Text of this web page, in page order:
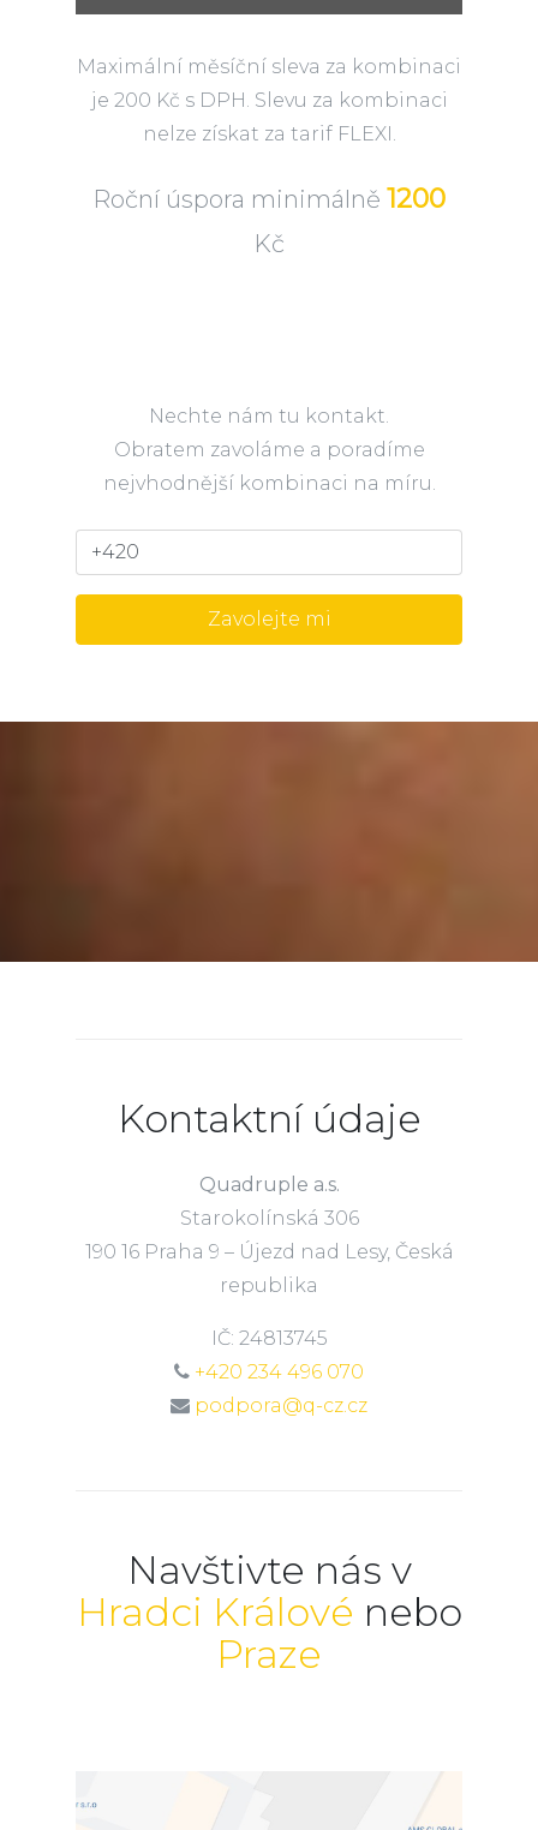
Maximální měsíční sleva za kombinaci
je 200 Kč s DPH. Slevu za kombinaci
nelze získat za tarif FLEXI.
Roční úspora minimálně 1200
Kč
Nechte nám tu kontakt.
Obratem zavoláme a poradíme
nejvhodnější kombinaci na míru.
Kontaktní údaje
Quadruple a.s.
Starokolínská 306
190 16 Praha 9 – Újezd nad Lesy, Česká
republika
IČ: 24813745
+420 234 496 070
podpora@q-cz.cz
Navštivte nás v
Hradci Králové nebo
Praze